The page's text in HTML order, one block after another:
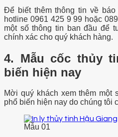
Để biết thêm thông tin về
hotline 0961 425 9 99 hoặc
một số thông tin ban đầu để
chính xác cho quý khách hàng.
4. Mẫu cốc thủy
biến hiện nay
Mời quý khách xem thêm một
phổ biến hiện nay do chúng tôi
Mẫu 01